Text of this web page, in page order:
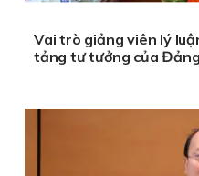
Vai trò giảng viên lý
tảng tư tưởng của Đảng